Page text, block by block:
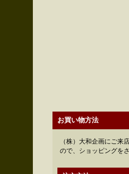
お買い物方法
（株）大和企画にご
ので、ショッピングを